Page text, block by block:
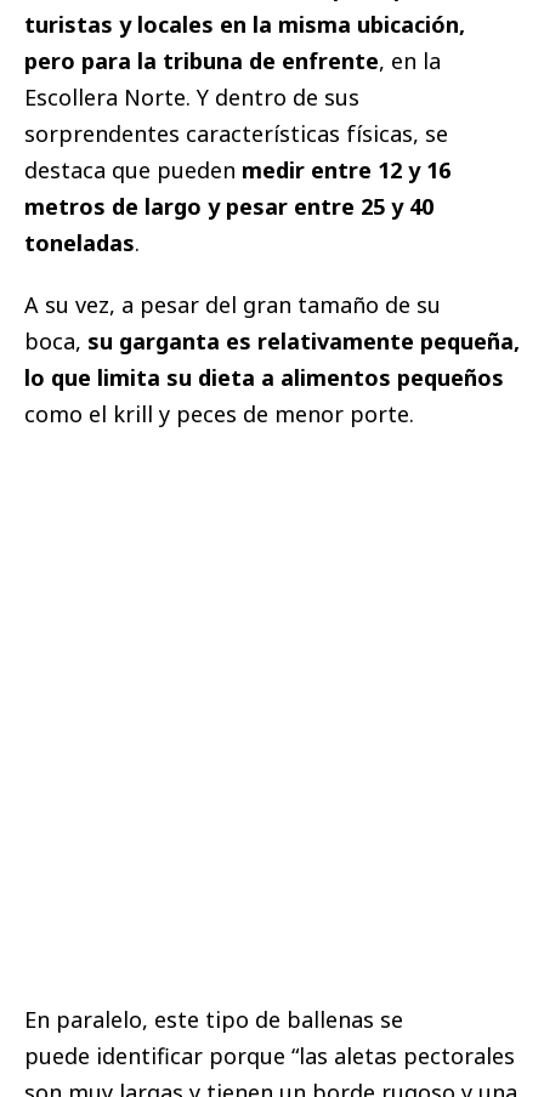
turistas y locales en la misma ubicación,
pero para la tribuna de enfrente, en la
Escollera Norte. Y dentro de sus
sorprendentes características físicas, se
destaca que pueden medir entre 12 y 16
metros de largo y pesar entre 25 y 40
toneladas.
A su vez, a pesar del gran tamaño de su
boca, su garganta es relativamente pequeña,
lo que limita su dieta a alimentos pequeños
como el krill y peces de menor porte.
En paralelo, este tipo de ballenas se
puede identificar porque “las aletas pectorales